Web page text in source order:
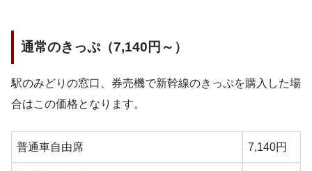
通常のきっぷ（7,140円～）
駅のみどりの窓口、券売機で新幹線のきっぷを購入した場
合はこの価格となります。
普通車自由席 7,140円